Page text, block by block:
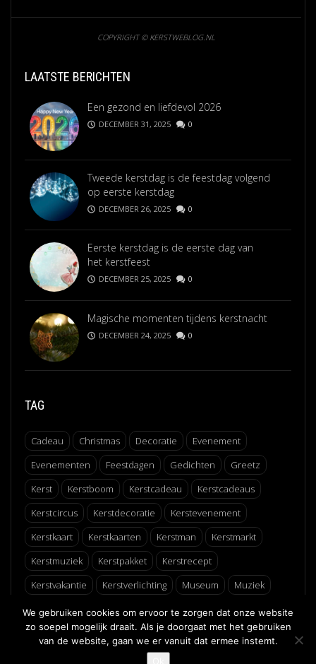
COPYRIGHT © KERSTWEBLOG.NL
LAATSTE BERICHTEN
Een gezond en liefdevol 2026
DECEMBER 31, 2025 0
Tweede kerstdag is de feestdag volgend
op eerste kerstdag
DECEMBER 26, 2025 0
Eerste kerstdag is de eerste dag van
het kerstfeest
DECEMBER 25, 2025 0
Magische momenten tijdens kerstnacht
DECEMBER 24, 2025 0
TAG
Cadeau Christmas Decoratie
Evenement
Evenementen
Feestdagen Gedichten
Greetz
Kerst
Kerstboom Kerstcadeau
Kerstcadeaus
Kerstcircus
Kerstdecoratie
Kerstevenement
Kerstkaart
Kerstkaarten Kerstman
Kerstmarkt
Kerstmuziek
Kerstpakket
Kerstrecept
Kerstvakantie
Kerstverlichting Museum
Muziek
Recept
Schaatsen Winter Winterfair
We gebruiken cookies om ervoor te zorgen dat onze website
zo soepel mogelijk draait. Als je doorgaat met het gebruiken
van de website, gaan we er vanuit dat ermee instemt.